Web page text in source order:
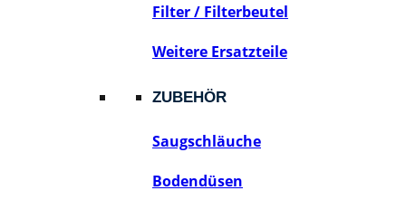
Filter / Filterbeutel
Weitere Ersatzteile
ZUBEHÖR
Saugschläuche
Bodendüsen